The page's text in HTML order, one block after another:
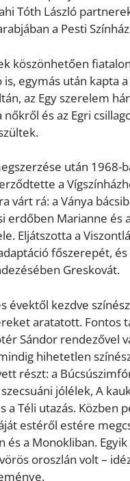
Tóth László
a Pesti
köszönhetően
is, egymás után kapta
az Egy szerelem
nőkről és az Egri
után 1968-
a
várt rá: a Ványa
erdőben Marianne és
Eljátszotta a
főszerepét,
Greskovát.
évektől kezdve
aratatott. Fontos
Sándor rendezővel
hihetetlen
részt: a
jólélek, A
a Téli utazás. Közben
estéről estére
és a Monokliban.
oroszlán volt –